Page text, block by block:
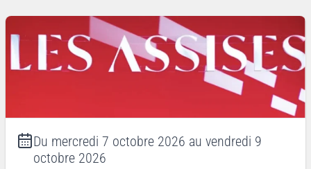
Du mercredi 7 octobre 2026 au vendredi 9
octobre 2026